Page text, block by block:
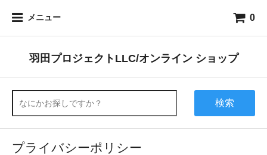
メニュー 0
羽田プロジェクトLLC/オンライン ショップ
検索
プライバシーポリシー